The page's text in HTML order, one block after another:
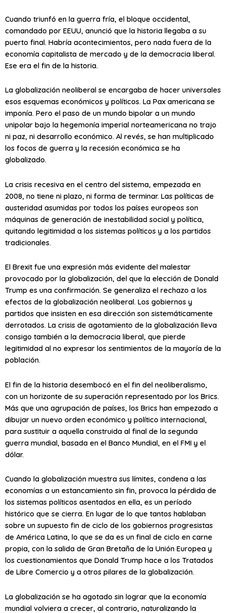
Cuando triunfó en la guerra fría, el bloque occidental,
comandado por EEUU, anunció que la historia llegaba a su
puerto final. Habría acontecimientos, pero nada fuera de la
economía capitalista de mercado y de la democracia liberal.
Ese era el fin de la historia.
La globalización neoliberal se encargaba de hacer universales
esos esquemas económicos y políticos. La Pax americana se
imponía. Pero el paso de un mundo bipolar a un mundo
unipolar bajo la hegemonía imperial norteamericana no trajo
ni paz, ni desarrollo económico. Al revés, se han multiplicado
los focos de guerra y la recesión económica se ha
globalizado.
La crisis recesiva en el centro del sistema, empezada en
2008, no tiene ni plazo, ni forma de terminar. Las políticas de
austeridad asumidas por todos los países europeos son
máquinas de generación de inestabilidad social y política,
quitando legitimidad a los sistemas políticos y a los partidos
tradicionales.
El Brexit fue una expresión más evidente del malestar
provocado por la globalización, del que la elección de Donald
Trump es una confirmación. Se generaliza el rechazo a los
efectos de la globalización neoliberal. Los gobiernos y
partidos que insisten en esa dirección son sistemáticamente
derrotados. La crisis de agotamiento de la globalización lleva
consigo también a la democracia liberal, que pierde
legitimidad al no expresar los sentimientos de la mayoría de la
población.
El fin de la historia desembocó en el fin del neoliberalismo,
con un horizonte de su superación representado por los Brics.
Más que una agrupación de países, los Brics han empezado a
dibujar un nuevo orden económico y político internacional,
para sustituir a aquella construida al final de la segunda
guerra mundial, basada en el Banco Mundial, en el FMI y el
dólar.
Cuando la globalización muestra sus límites, condena a las
economías a un estancamiento sin fin, provoca la pérdida de
los sistemas políticos asentados en ella, es un período
histórico que se cierra. En lugar de lo que tantos hablaban
sobre un supuesto fin de ciclo de los gobiernos progresistas
de América Latina, lo que se da es un final de ciclo en carne
propia, con la salida de Gran Bretaña de la Unión Europea y
los cuestionamientos que Donald Trump hace a los Tratados
de Libre Comercio y a otros pilares de la globalización.
La globalización se ha agotado sin lograr que la economía
mundial volviera a crecer, al contrario, naturalizando la